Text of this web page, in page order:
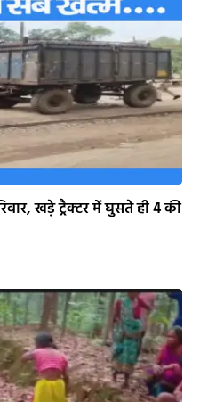
खड़े ट्रैक्टर में घुसते ही 4 की